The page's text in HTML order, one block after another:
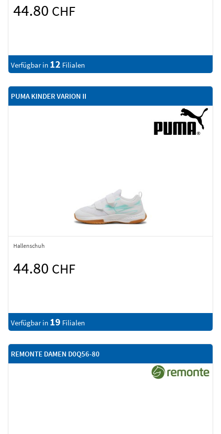
44.80 CHF
Verfügbar in 12 Filialen
PUMA KINDER VARION II
Hallenschuh
44.80 CHF
Verfügbar in 19 Filialen
REMONTE DAMEN D0Q56-80